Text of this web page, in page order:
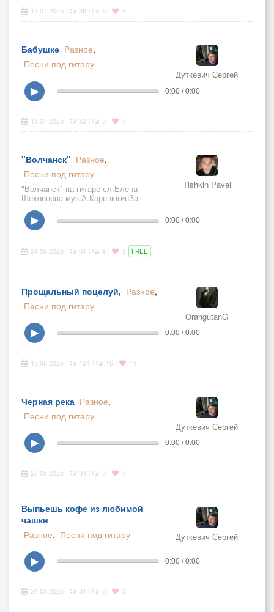
13.07.2025 36 6 4
Бабушке Разное,
Песни под гитару
Дуткевич Сергей
▶ 0:00 / 0:00
13.07.2025 32 5 4
"Волчанск" Разное,
Песни под гитару
"Волчанск" на гитаре сл.Елена
Шеховцова муз.А.КоренюгинЗа
Tishkin Pavel
▶ 0:00 / 0:00
24.06.2025 61 4 3 FREE
Прощальный поцелуй, Разное,
Песни под гитару
OrangutanG
▶ 0:00 / 0:00
10.06.2025 164 16 14
Черная река Разное,
Песни под гитару
Дуткевич Сергей
▶ 0:00 / 0:00
27.05.2025 34 8 4
Выпьешь кофе из любимой
чашки
Разное, Песни под гитару Дуткевич Сергей
▶ 0:00 / 0:00
24.05.2025 31 5 3